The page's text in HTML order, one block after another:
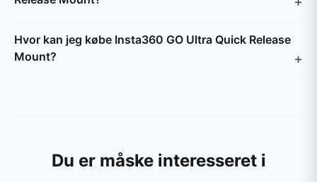
Hvor kan jeg købe Insta360 GO Ultra Quick Release
Mount?
Du er måske interesseret i